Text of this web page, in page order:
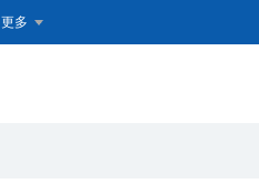
更多